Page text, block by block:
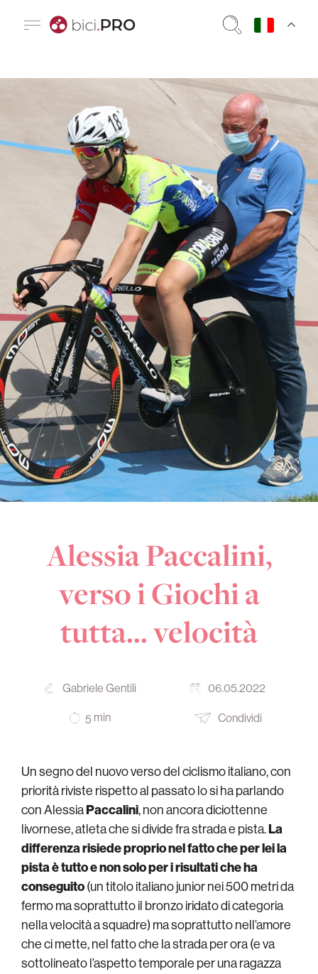
Alessia Paccalini,
verso i Giochi a
tutta… velocità
Gabriele Gentili 06.05.2022
5 min Condividi
Un segno del nuovo verso del ciclismo italiano, con
priorità riviste rispetto al passato lo si ha parlando
con AlessiaPaccalini, non ancora diciottenne
livornese, atleta che si divide fra strada e pista.La
differenza risiede proprio nel fatto che per lei la
pista è tutto e non solo per i risultati che ha
conseguito(un titolo italiano junior nei 500 metri da
fermo ma soprattutto il bronzo iridato di categoria
nella velocità a squadre) ma soprattutto nell’amore
che ci mette, nel fatto che la strada per ora (e va
sottolineato l’aspetto temporale per una ragazza